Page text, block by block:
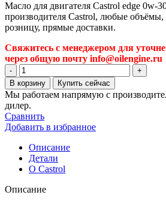
Масло для двигателя Castrol edge 0w-
производителя Castrol, любые
розницу, прямые доставки.
Свяжитесь с менеджером для
через общую почту info@oilengine.ru
Количество
товара
Масло
для
двигателя
Castrol
edge
0w-
30
a5/b5
В корзину Купить сейчас
Мы работаем напрямую с
дилер.
Сравнить
Добавить в избранное
Описание
Детали
О Castrol
Описание